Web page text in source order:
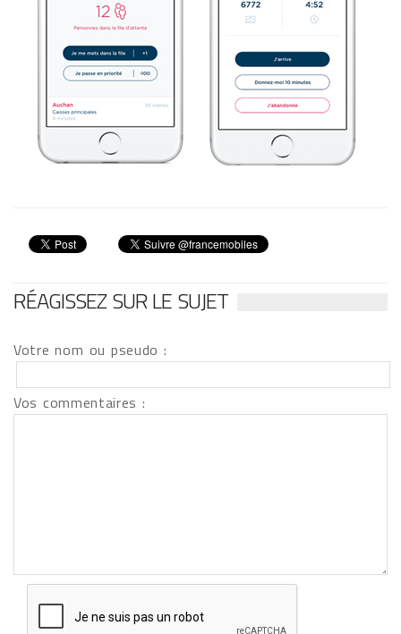
RÉAGISSEZ SUR LE SUJET
Votre nom ou pseudo :
Vos commentaires :